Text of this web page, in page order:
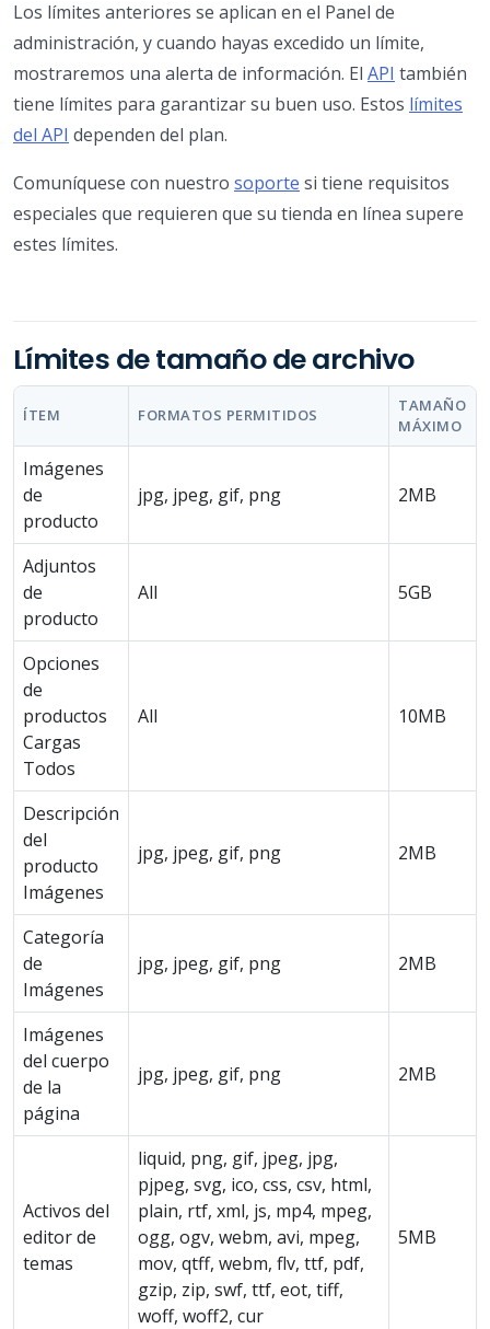
Los límites anteriores se aplican en el Panel de
administración, y cuando hayas excedido un límite,
mostraremos una alerta de información. El API también
tiene límites para garantizar su buen uso. Estos límites
del API dependen del plan.
Comuníquese con nuestro soporte si tiene requisitos
especiales que requieren que su tienda en línea supere
estes límites.
Límites de tamaño de archivo
ÍTEM FORMATOS PERMITIDOS
TAMAÑO
MÁXIMO
Imágenes
de
producto
jpg, jpeg, gif, png 2MB
Adjuntos
de
producto
All 5GB
Opciones
de
productos
Cargas
Todos
All 10MB
Descripción
del
producto
Imágenes
jpg, jpeg, gif, png 2MB
Categoría
de
Imágenes
jpg, jpeg, gif, png 2MB
Imágenes
del cuerpo
de la
página
jpg, jpeg, gif, png 2MB
Activos del
editor de
temas
liquid, png, gif, jpeg, jpg,
pjpeg, svg, ico, css, csv, html,
plain, rtf, xml, js, mp4, mpeg,
ogg, ogv, webm, avi, mpeg,
mov, qtff, webm, flv, ttf, pdf,
gzip, zip, swf, ttf, eot, tiff,
woff, woff2, cur
5MB